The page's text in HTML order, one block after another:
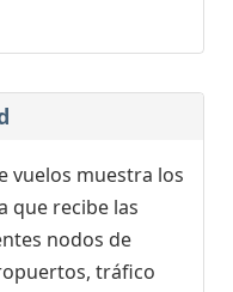
vuelos muestra los
que recibe las
nodos de
tráfico